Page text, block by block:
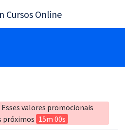
Esses valores promocionais
próximos 15m 00s